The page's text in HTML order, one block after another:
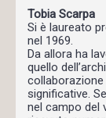
Tobia Scarpa
Si è laureato
nel 1969.
Da allora ha
quello
significative.
nel campo del